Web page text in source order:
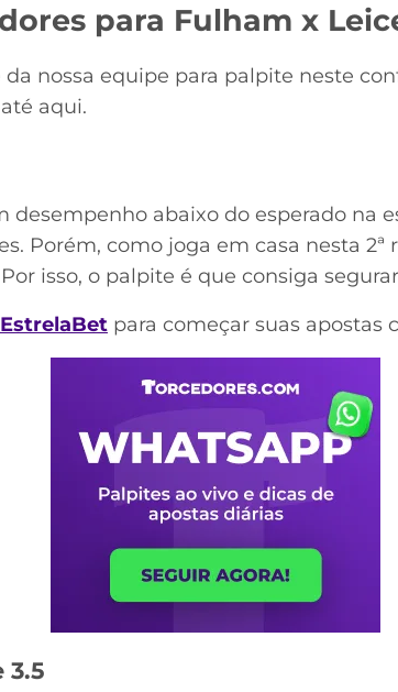
para Fulham x
nossa equipe para palpite neste
aqui.
desempenho abaixo do esperado na
Porém, como joga em casa nesta 2ª
isso, o palpite é que consiga
para começar suas apostas
3.5